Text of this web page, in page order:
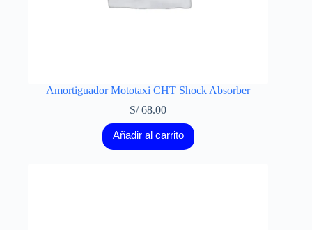
Amortiguador Mototaxi CHT Shock Absorber
S/68.00
Añadir al carrito